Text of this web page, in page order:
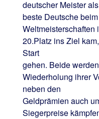
deutscher Meister
beste Deutsche
Weltmeisterschaften
20.Platz ins Ziel
Start
gehen. Beide
Wiederholung ihrer
neben den
Geldprämien auch
Siegerpreise